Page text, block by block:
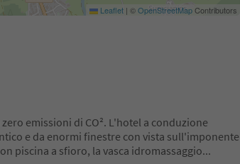
Leaflet | ©OpenStreetMapContributors
emissioni di CO². L'hotel a conduzione
e da enormi finestre con vista sull'imponente
piscina a sfioro, la vasca idromassaggio...